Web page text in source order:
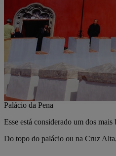
Palácio da Pena
Esse está considerado um dos
Do topo do palácio ou na Cruz